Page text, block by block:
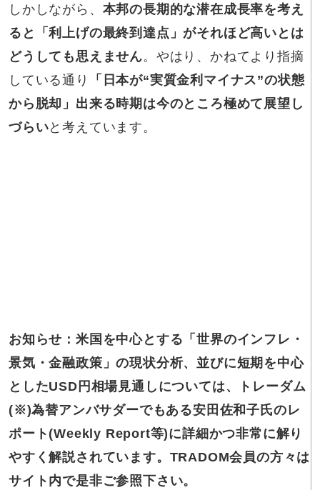
しかしながら、 本邦の長期的な潜在成長率を考え
ると「利上げの最終到達点」がそれほど高いとは
どうしても思えません。やはり、かねてより指摘
している通り
「日本が“実質金利マイナス”の状態
から脱却」出来る時期は今のところ極めて展望し
づらいと考えています。
お知らせ：米国を中心とする「世界のインフレ・
景気・金融政策」の現状分析、並びに短期を中心
としたUSD円相場見通しについては、トレーダム
(※)為替アンバサダーでもある安田佐和子氏のレ
ポート(Weekly Report等)に詳細かつ非常に解り
やすく解説されています。TRADOM会員の方々は
サイト内で是非ご参照下さい。